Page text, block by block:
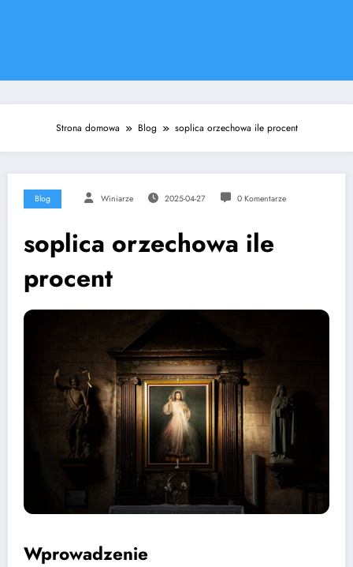
Strona domowa Blog soplica orzechowa ile procent
Blog Winiarze 2025-04-27 0 Komentarze
soplica orzechowa ile
procent
Wprowadzenie